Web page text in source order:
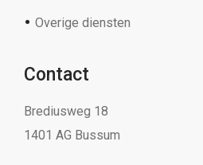
Overige diensten
Contact
Brediusweg 18
1401 AG Bussum